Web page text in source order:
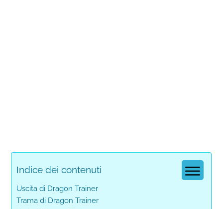
Indice dei contenuti
Uscita di Dragon Trainer
Trama di Dragon Trainer